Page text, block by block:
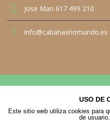
Jose Mari 617 499 210
info@cabanasriomundo.es
© 2021 Cabañas Río
Inicio
Aviso legal
Politica
USO DE
Este sitio web utiliza cookies para
de usuario.